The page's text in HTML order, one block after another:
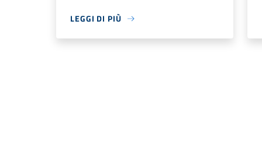
LEGGI DI PIÙ